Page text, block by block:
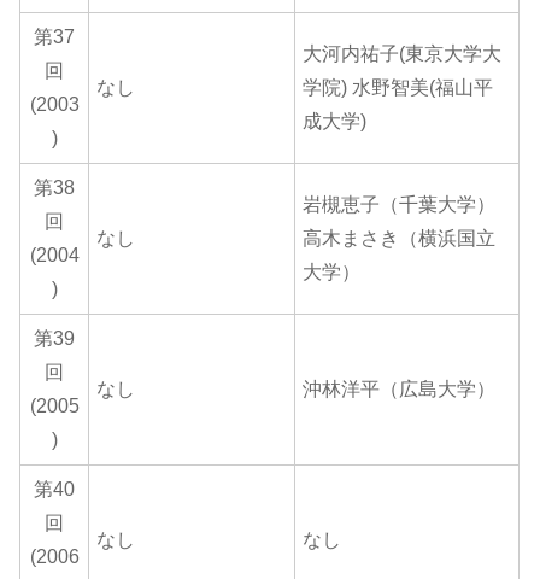
第37
回
(2003
)
なし
大河内祐子(東京大学大
学院) 水野智美(福山平
成大学)
第38
回
(2004
)
なし
岩槻恵子（千葉大学）
高木まさき（横浜国立
大学）
第39
回
(2005
)
なし 沖林洋平（広島大学）
第40
回
(2006
なし なし